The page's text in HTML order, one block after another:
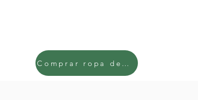
Comprar ropa deportiva